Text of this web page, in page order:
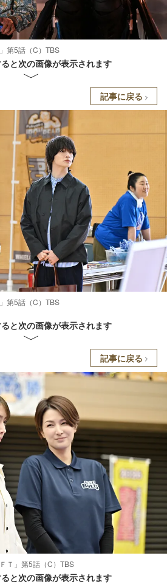
第5話（C）TBS
と次の画像が表示されます
記事に戻る
第5話（C）TBS
と次の画像が表示されます
記事に戻る
Ｔ」第5話（C）TBS
と次の画像が表示されます